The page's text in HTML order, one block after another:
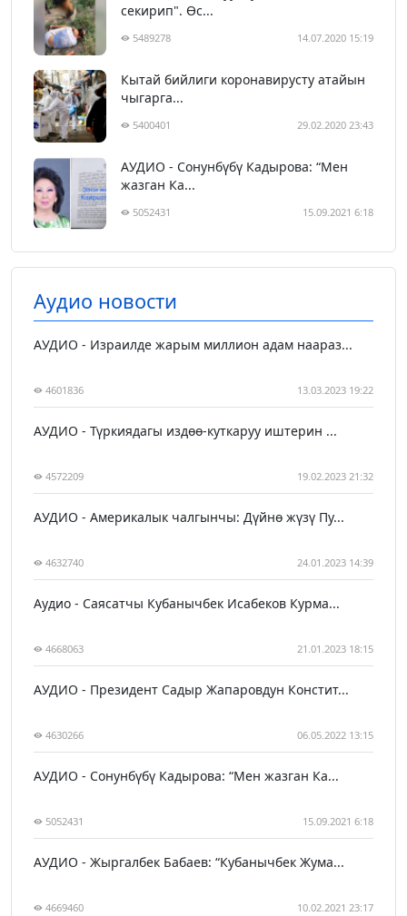
секирип". Өс...
5489278 14.07.2020 15:19
Кытай бийлиги коронавирусту атайын
чыгарга...
5400401 29.02.2020 23:43
АУДИО - Сонунбүбү Кадырова: “Мен
жазган Ка...
5052431 15.09.2021 6:18
Аудио новости
АУДИО - Израилде жарым миллион адам наараз...
4601836 13.03.2023 19:22
АУДИО - Түркиядагы издөө-куткаруу иштерин ...
4572209 19.02.2023 21:32
АУДИО - Америкалык чалгынчы: Дүйнө жүзү Пу...
4632740 24.01.2023 14:39
Аудио - Саясатчы Кубанычбек Исабеков Курма...
4668063 21.01.2023 18:15
АУДИО - Президент Садыр Жапаровдун Констит...
4630266 06.05.2022 13:15
АУДИО - Сонунбүбү Кадырова: “Мен жазган Ка...
5052431 15.09.2021 6:18
АУДИО - Жыргалбек Бабаев: “Кубанычбек Жума...
4669460 10.02.2021 23:17